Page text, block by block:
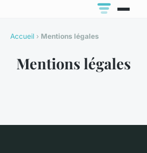
Accueil › Mentions légales
Mentions légales